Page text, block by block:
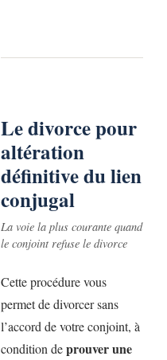
Le divorce pour
altération
définitive du lien
conjugal
La voie la plus courante quand
le conjoint refuse le divorce
Cette procédure vous
permet de divorcer sans
l’accord de votre conjoint, à
condition deprouver une